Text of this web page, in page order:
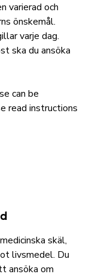
varierad och
önskemål.
varje dag.
ska du ansöka
can be
read instructions
skäl,
livsmedel. Du
ansöka om